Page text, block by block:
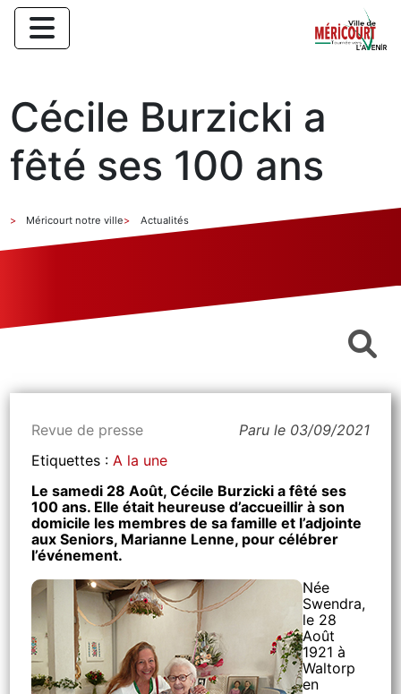
Cécile Burzicki a
fêté ses 100 ans
Méricourt notre ville Actualités
Revue de presse
Etiquettes :A la une
Paru le 03/09/2021
Le samedi 28 Août, Cécile Burzicki a fêté ses
100 ans. Elle était heureuse d’accueillir à son
domicile les membres de sa famille et l’adjointe
aux Seniors, Marianne Lenne, pour célébrer
l’événement.
Née
Swendra,
le 28
Août
1921 à
Waltorp
en